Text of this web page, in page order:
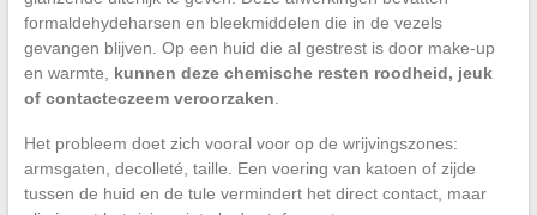
formaldehydeharsen en bleekmiddelen die in de vezels
gevangen blijven. Op een huid die al gestrest is door make-up
en warmte, kunnen deze chemische resten roodheid, jeuk
of contacteczeem veroorzaken
Het probleem doet zich vooral voor op de wrijvingszones:
armsgaten, decolleté, taille. Een voering van katoen of zijde
tussen de huid en de tule vermindert het direct contact, maar